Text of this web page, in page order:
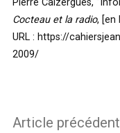
Pierre Caizergues,
Cocteau et la radio, [en
URL : https://
2009/
Navigation
Article précédent